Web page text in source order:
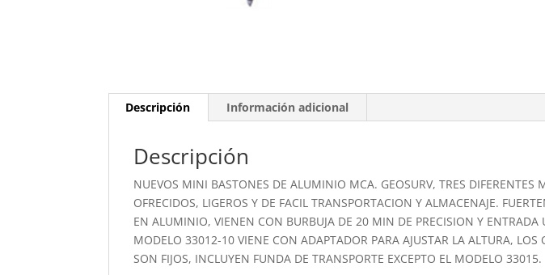
Descripción Información adicional
Descripción
NUEVOS MINI BASTONES DE ALUMINIO MCA. GEOSURV, TRES DIFERENTES
OFRECIDOS, LIGEROS Y DE FACIL TRANSPORTACION Y ALMACENAJE.
EN ALUMINIO, VIENEN CON BURBUJA DE 20 MIN DE PRECISION Y ENTRADA
MODELO 33012-10 VIENE CON ADAPTADOR PARA AJUSTAR LA ALTURA, LOS
SON FIJOS, INCLUYEN FUNDA DE TRANSPORTE EXCEPTO EL MODELO 33015.